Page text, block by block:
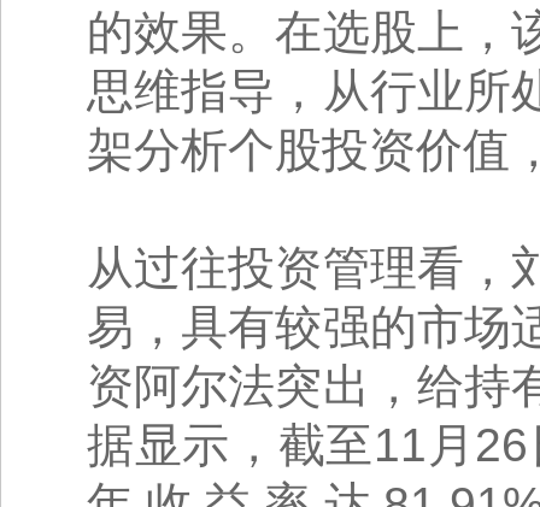
的效果。在选股上，
思维指导，从行业所
架分析个股投资价值
从过往投资管理看，
易，具有较强的市场
资阿尔法突出，给持
据显示，截至11月